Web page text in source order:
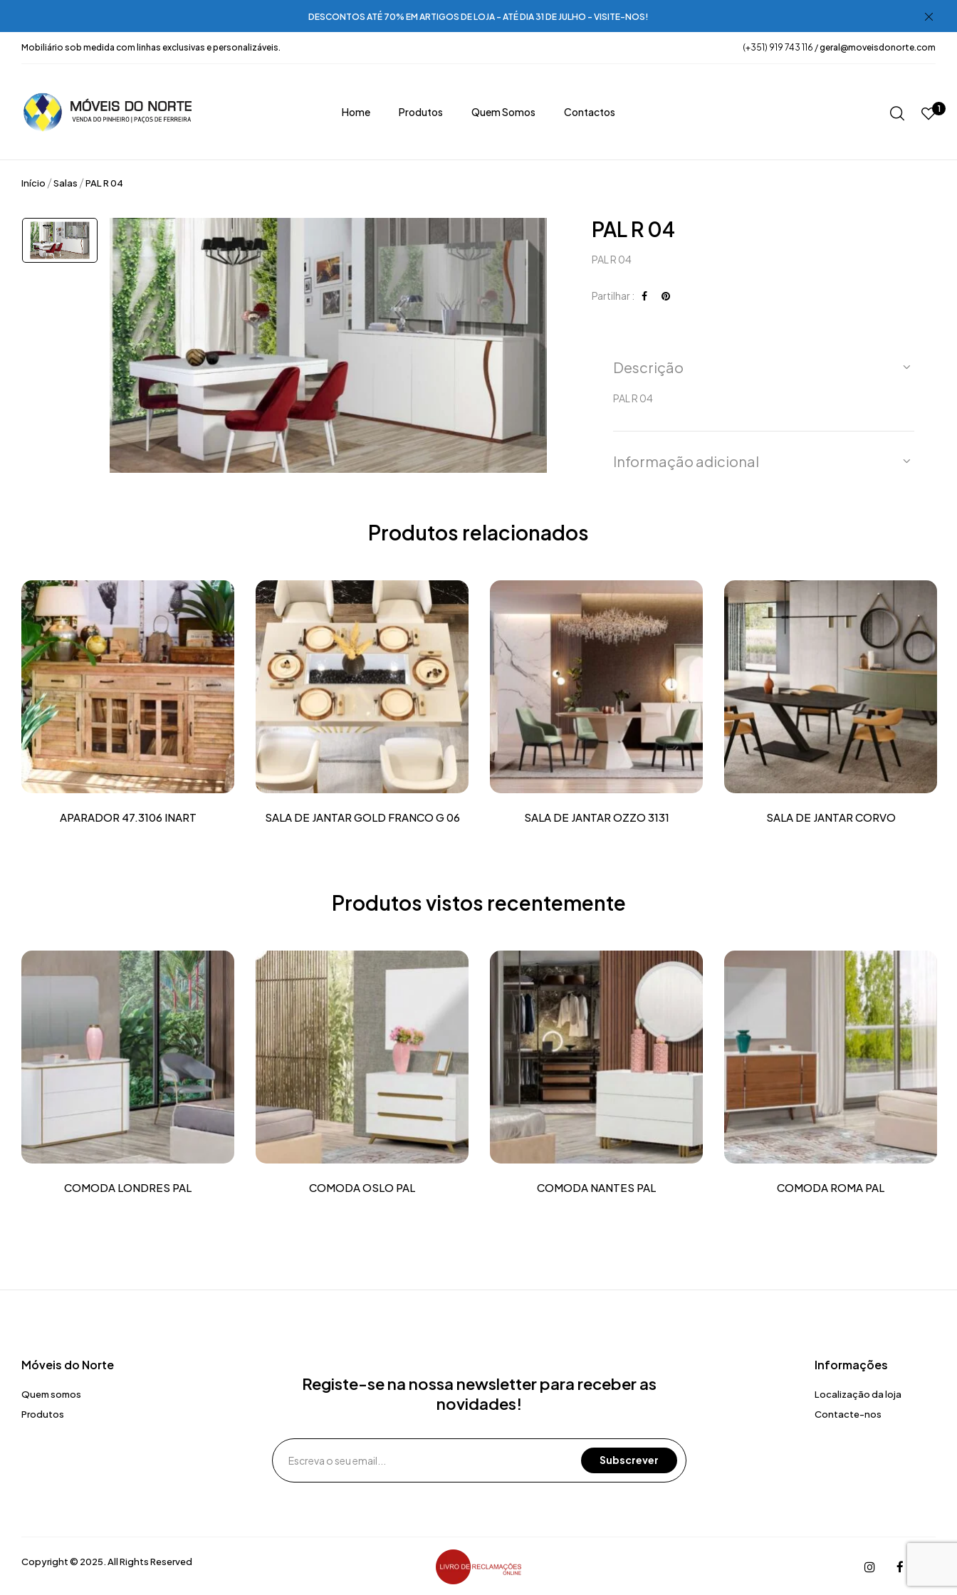
DESCONTOS ATÉ 70% EM ARTIGOS DE LOJA - ATÉ DIA 31 DE JULHO - VISITE-NOS!
Mobiliário sob medida com linhas exclusivas e personalizáveis. (+351) 919 743 116 /geral@moveisdonorte.com
Home Produtos Quem Somos Contactos 1
Início Salas PAL R 04
PAL R 04
PAL R 04
Partilhar :
Descrição
PAL R 04
Informação adicional
Produtos relacionados
APARADOR 47.3106 INART SALA DE JANTAR GOLD FRANCO G 06 SALA DE JANTAR OZZO 3131 SALA DE JANTAR CORVO
Produtos vistos recentemente
COMODA LONDRES PAL COMODA OSLO PAL COMODA NANTES PAL COMODA ROMA PAL
Móveis do Norte​
Quem somos
Produtos
Registe-se na nossa newsletter para receber as
novidades!
Informações
Localização da loja
Contacte-nos
Copyright © 2025. All Rights Reserved